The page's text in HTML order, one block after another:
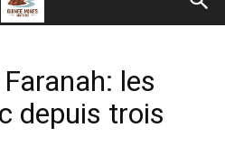
les
depuis trois